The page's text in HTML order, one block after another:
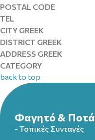
POSTAL CODE
TEL
CITY GREEK
DISTRICT GREEK
ADDRESS GREEK
CATEGORY
back to top
Φαγητό & Ποτά
- Τοπικές Συνταγές